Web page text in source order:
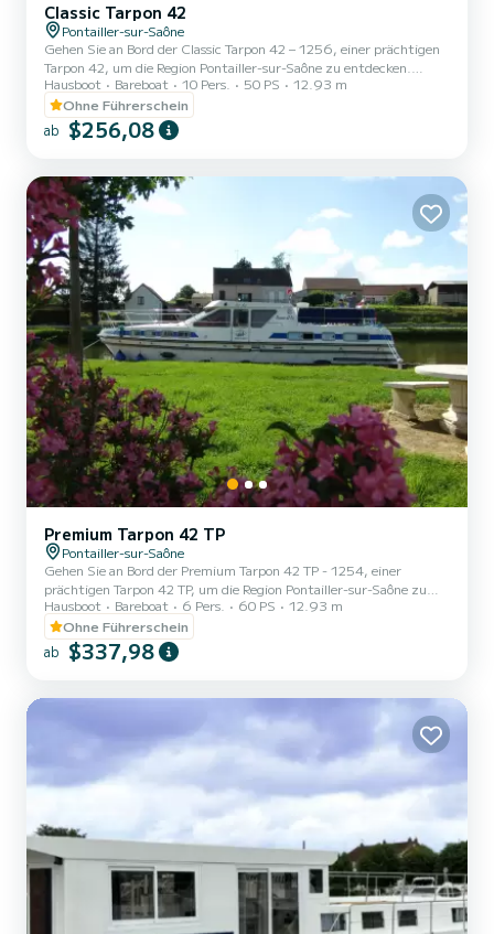
Classic Tarpon 42
Pontailler-sur-Saône
Gehen Sie an Bord der Classic Tarpon 42 – 1256, einer prächtigen
Tarpon 42, um die Region Pontailler-sur-Saône zu entdecken.
Dieser Lastkahn bietet Komfort und Leistung auf See. Der
Lastkahn ist 13 Meter lang und hat eine Leistung von 50 PS. Die 4
Kabinen bieten Platz für Personen auf einer Kreuzfahrt. Diese
Tarpon 42 ist mit 2 Toiletten mit Dusche ausgestattet. Wir laden
Hausboot Bareboat 10 Pers. 50 PS
12.93 m
Ohne Führerschein
ab $256,08
Premium Tarpon 42 TP
Pontailler-sur-Saône
Gehen Sie an Bord der Premium Tarpon 42 TP - 1254, einer
prächtigen Tarpon 42 TP, um die Region Pontailler-sur-Saône zu
entdecken. Dieses Schiff bietet Komfort und Leistung auf See. Das
Boot verfügt über 3 komfortable Kabinen und bietet Platz für 1
Person. Mit einer Gesamtlänge von 13 Metern und einer Leistung
von 60 PS wird es Ihr bester Verbündeter für einen
Pontailler-sur-Saône sein Dieser Tarpon 42 TP ist ausgestattet mit
Hausboot Bareboat 6 Pers. 60 PS
12.93 m
Ohne Führerschein
ab $337,98